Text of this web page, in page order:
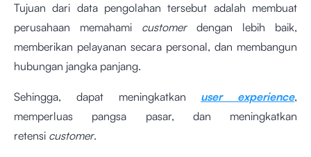
Tujuan dari data pengolahan tersebut adalah membuat
perusahaan memahami customerdengan lebih baik,
memberikan pelayanan secara personal, dan membangun
hubungan jangka panjang.
Sehingga, dapat meningkatkan user experience,
memperluas pangsa pasar, dan meningkatkan
retensi customer.